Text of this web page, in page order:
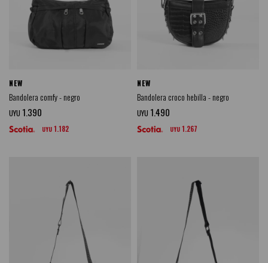
NEW
Bandolera comfy - negro
UYU 1.390
UYU 1.182
NEW
Bandolera croco hebilla - negro
UYU 1.490
UYU 1.267